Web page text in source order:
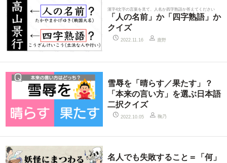
漢字4文字の言葉を見て、人名か四字熟語か答えてください
「人の名前」か「四字熟語」か
クイズ
2022.11.16 鹿野
雪辱を「晴らす／果たす」？
「本来の言い方」を選ぶ日本語
二択クイズ
2022.10.05 鞠乃
名人でも失敗すること＝「何」